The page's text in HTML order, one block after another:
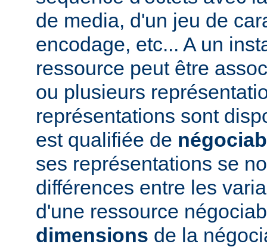
de media, d'un jeu de
encodage, etc... A un
ressource peut être
ou plusieurs
représentations sont
est qualifiée de
ses représentations se
différences entre les
d'une ressource
dimensions de la